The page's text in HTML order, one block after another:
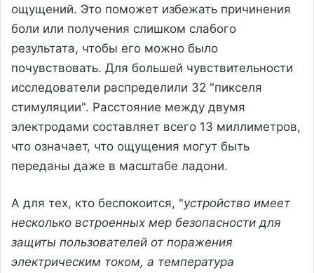
ощущений. Это поможет избежать причинения
боли или получения слишком слабого
результата, чтобы его можно было
почувствовать. Для большей чувствительности
исследователи распределили 32 "пикселя
стимуляции". Расстояние между двумя
электродами составляет всего 13 миллиметров,
что означает, что ощущения могут быть
переданы даже в масштабе ладони.
А для тех, кто беспокоится, "устройство имеет
несколько встроенных мер безопасности для
защиты пользователей от поражения
электрическим током, а температура